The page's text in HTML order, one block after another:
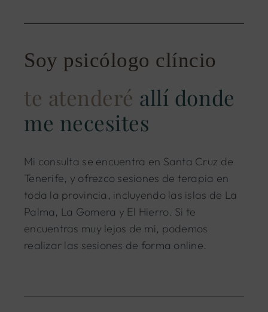
Soy psicólogo clíncio
te atenderé allí donde
me necesites
Mi consulta se encuentra en Santa Cruz de
Tenerife, y ofrezco sesiones de terapia en
toda la provincia, incluyendo las islas de La
Palma, La Gomera y El Hierro. Si te
encuentras muy lejos de mi, podemos
realizar las sesiones de forma online.